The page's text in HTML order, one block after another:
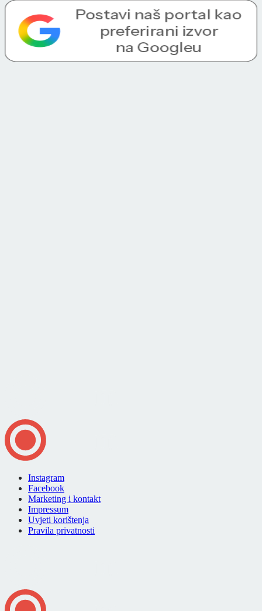
Instagram
Facebook
Marketing i kontakt
Impressum
Uvjeti korištenja
Pravila privatnosti